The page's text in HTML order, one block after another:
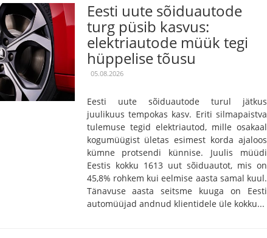
Eesti uute sõiduautode
turg püsib kasvus:
elektriautode müük tegi
hüppelise tõusu
05.08.2026
Eesti uute sõiduautode turul jätkus
juulikuus tempokas kasv. Eriti silmapaistva
tulemuse tegid elektriautod, mille osakaal
kogumüügist ületas esimest korda ajaloos
kümne protsendi künnise. Juulis müüdi
Eestis kokku 1613 uut sõiduautot, mis on
45,8% rohkem kui eelmise aasta samal kuul.
Tänavuse aasta seitsme kuuga on Eesti
automüüjad andnud klientidele üle kokku...